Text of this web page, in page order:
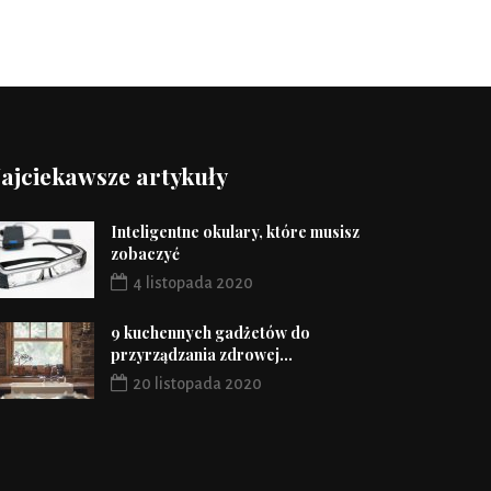
artykuły
Inteligentne okulary, które musisz
zobaczyć
4 listopada 2020
9 kuchennych gadżetów do
przyrządzania zdrowej...
20 listopada 2020